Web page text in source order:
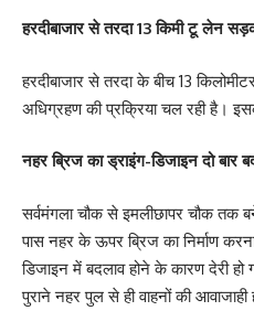
हरदीबाजार से तरदा 13 किमी टू लेन
हरदीबाजार से तरदा के बीच 13
अधिग्रहण की प्रक्रिया चल रही है।
नहर ब्रिज का ड्राइंग-डिजाइन दो बार
सर्वमंगला चौक से इमलीछापर चौक
पास नहर के ऊपर ब्रिज का निर्माण
डिजाइन में बदलाव होने के कारण देरी
पुराने नहर पुल से ही वाहनों की